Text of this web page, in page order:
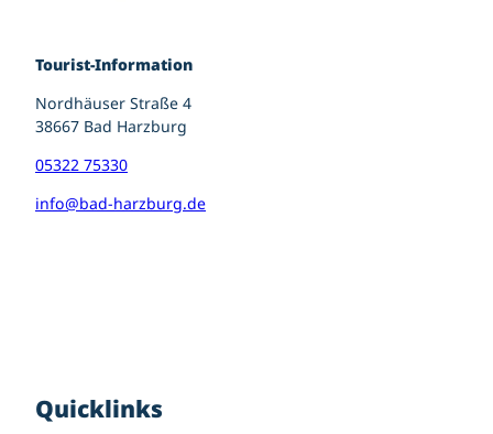
Tourist-Information
Nordhäuser Straße 4
38667 Bad Harzburg
05322 75330
info@bad-harzburg.de
r
a
o
k
e
s
Quicklinks